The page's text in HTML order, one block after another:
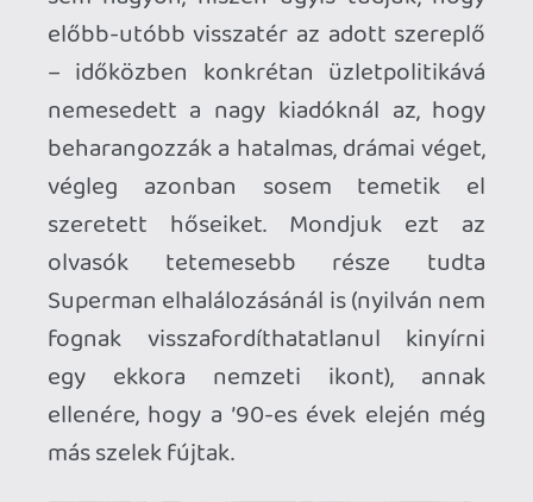
főhős egy grandiózus csata végén
meghal) még az is megvette, akinek
előtte képregény is alig került a kezei
közé. A becslések szerint nagyjából 2,5 és
3 millió példány között talált gazdára,
emellett a DC sem titkolta annyira, hogy
mindez igazából aligha több egy
hatalmas marketingfogásnál.
ASuperman halálavalószínűleg Michael
Bay és Zack Snyder kedvenc képregénye.
Hogy miért? Története gyakorlatilag
nincs, viszont tömény akció annál inkább:
az egész alapsztori kimerül annyiban,
hogy egy Doomsday nevű rusnya,
kegyetlen és erős gonosz, maga a
fékezhetetlen, legyőzhetetlen őserő